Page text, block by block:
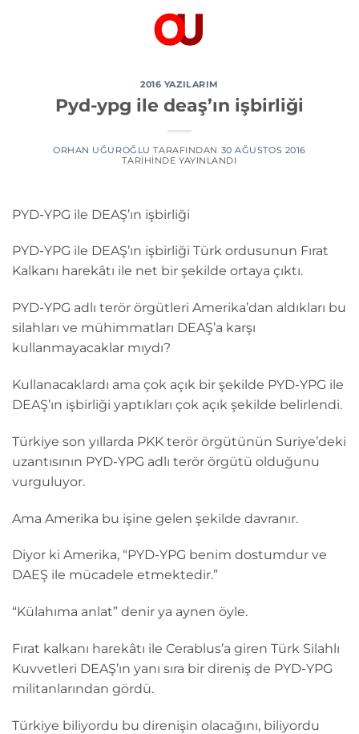
2016 YAZILARIM
Pyd-ypg ile deaş’ın işbirliği
ORHAN UĞUROĞLU TARAFINDAN 30 AĞUSTOS 2016
TARIHINDE YAYINLANDI
PYD-YPG ile DEAŞ’ın işbirliği
PYD-YPG ile DEAŞ’ın işbirliği Türk ordusunun Fırat
Kalkanı harekâtı ile net bir şekilde ortaya çıktı.
PYD-YPG adlı terör örgütleri Amerika’dan aldıkları bu
silahları ve mühimmatları DEAŞ’a karşı
kullanmayacaklar mıydı?
Kullanacaklardı ama çok açık bir şekilde PYD-YPG ile
DEAŞ’ın işbirliği yaptıkları çok açık şekilde belirlendi.
Türkiye son yıllarda PKK terör örgütünün Suriye’deki
uzantısının PYD-YPG adlı terör örgütü olduğunu
vurguluyor.
Ama Amerika bu işine gelen şekilde davranır.
Diyor ki Amerika, “PYD-YPG benim dostumdur ve
DAEŞ ile mücadele etmektedir.”
“Külahıma anlat” denir ya aynen öyle.
Fırat kalkanı harekâtı ile Cerablus’a giren Türk Silahlı
Kuvvetleri DEAŞ’ın yanı sıra bir direniş de PYD-YPG
militanlarından gördü.
Türkiye biliyordu bu direnişin olacağını, biliyordu